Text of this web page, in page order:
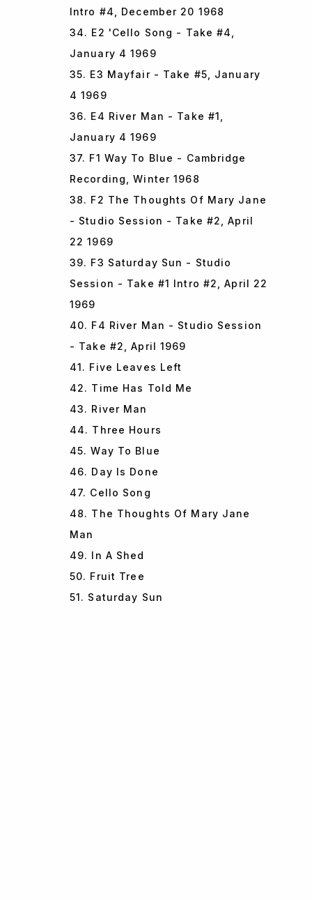
Intro #4, December 20 1968
34. E2 'Cello Song - Take #4,
January 4 1969
35. E3 Mayfair - Take #5, January
4 1969
36. E4 River Man - Take #1,
January 4 1969
37. F1 Way To Blue - Cambridge
Recording, Winter 1968
38. F2 The Thoughts Of Mary Jane
- Studio Session - Take #2, April
22 1969
39. F3 Saturday Sun - Studio
Session - Take #1 Intro #2, April 22
1969
40. F4 River Man - Studio Session
- Take #2, April 1969
41. Five Leaves Left
42. Time Has Told Me
43. River Man
44. Three Hours
45. Way To Blue
46. Day Is Done
47. Cello Song
48. The Thoughts Of Mary Jane
Man
49. In A Shed
50. Fruit Tree
51. Saturday Sun